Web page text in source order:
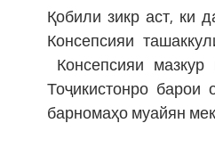
Қобили зикр аст, ки
Консепсияи
Консепсияи
Тоҷикистонро барои
барномаҳо муайян